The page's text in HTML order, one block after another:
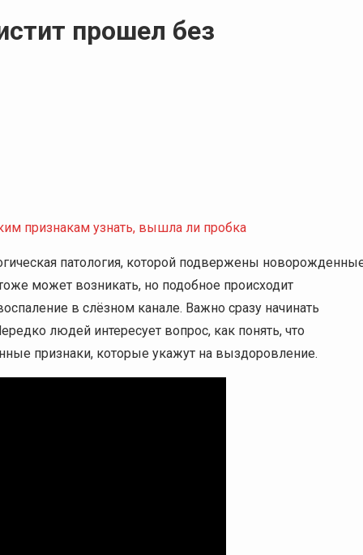
прошел без
признакам узнать, вышла ли пробка
патология, которой подвержены
может возникать, но подобное происходит
в слёзном канале. Важно сразу начинать
людей интересует вопрос, как понять, что
признаки, которые укажут на выздоровление.